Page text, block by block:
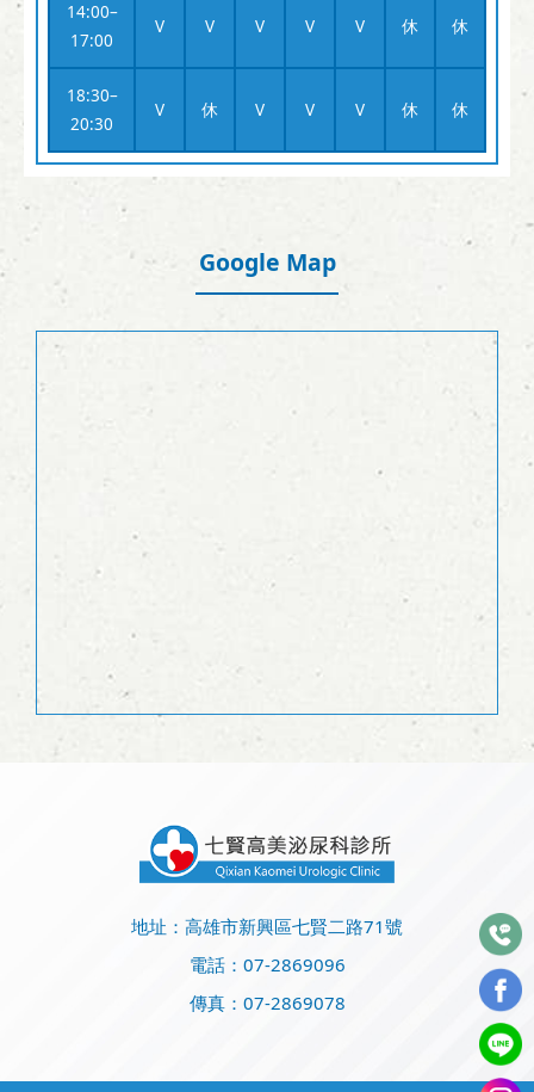
14:00–
17:00
V V V V V 休 休
18:30–
20:30
V 休 V V V 休 休
Google Map
地址：高雄市新興區七賢二路71號
電話： 07-2869096
傳真：07-2869078